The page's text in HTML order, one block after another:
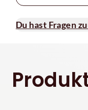
Du hast Fragen